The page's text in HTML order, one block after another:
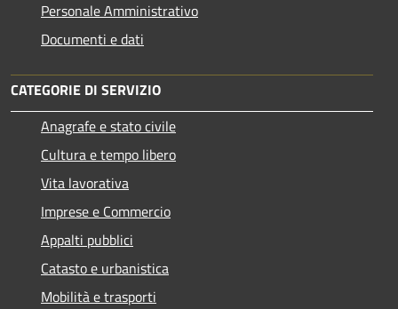
Personale Amministrativo
Documenti e dati
CATEGORIE DI SERVIZIO
Anagrafe e stato civile
Cultura e tempo libero
Vita lavorativa
Imprese e Commercio
Appalti pubblici
Catasto e urbanistica
Mobilità e trasporti